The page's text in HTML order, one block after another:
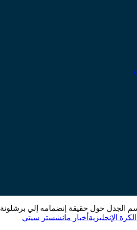
الجدل حول حقيقة إنضمامه إلي برشلونة
الإنجليزية أخبار مانشستر سيتي